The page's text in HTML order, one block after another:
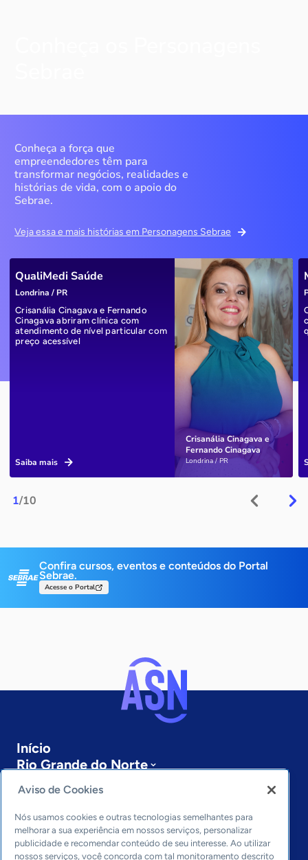
Conheça a força que
empreendedores têm para
transformar negócios, realidades e
histórias de vida, com o apoio do
Sebrae.
Veja essa e mais histórias em Personagens Sebrae
1/10
Crisanália Cinagava e
Fernando Cinagava
Londrina / PR
QualiMedi Saúde
Londrina / PR
Crisanália Cinagava e Fernando
Cinagava abriram clínica com
atendimento de nível particular com
preço acessível
Saiba mais
Confira cursos, eventos e conteúdos do Portal
Sebrae.
Acesse o Portal
Início
Rio Grande do Norte
Sobre a ASN
Últimas notícias
Entre em contato
Editorias
Aviso de Cookies
Nós usamos cookies e outras tecnologias semelhantes para
melhorar a sua experiência em nossos serviços, personalizar
publicidade e recomendar conteúdo de seu interesse. Ao utilizar
nossos serviços, você concorda com tal monitoramento descrito